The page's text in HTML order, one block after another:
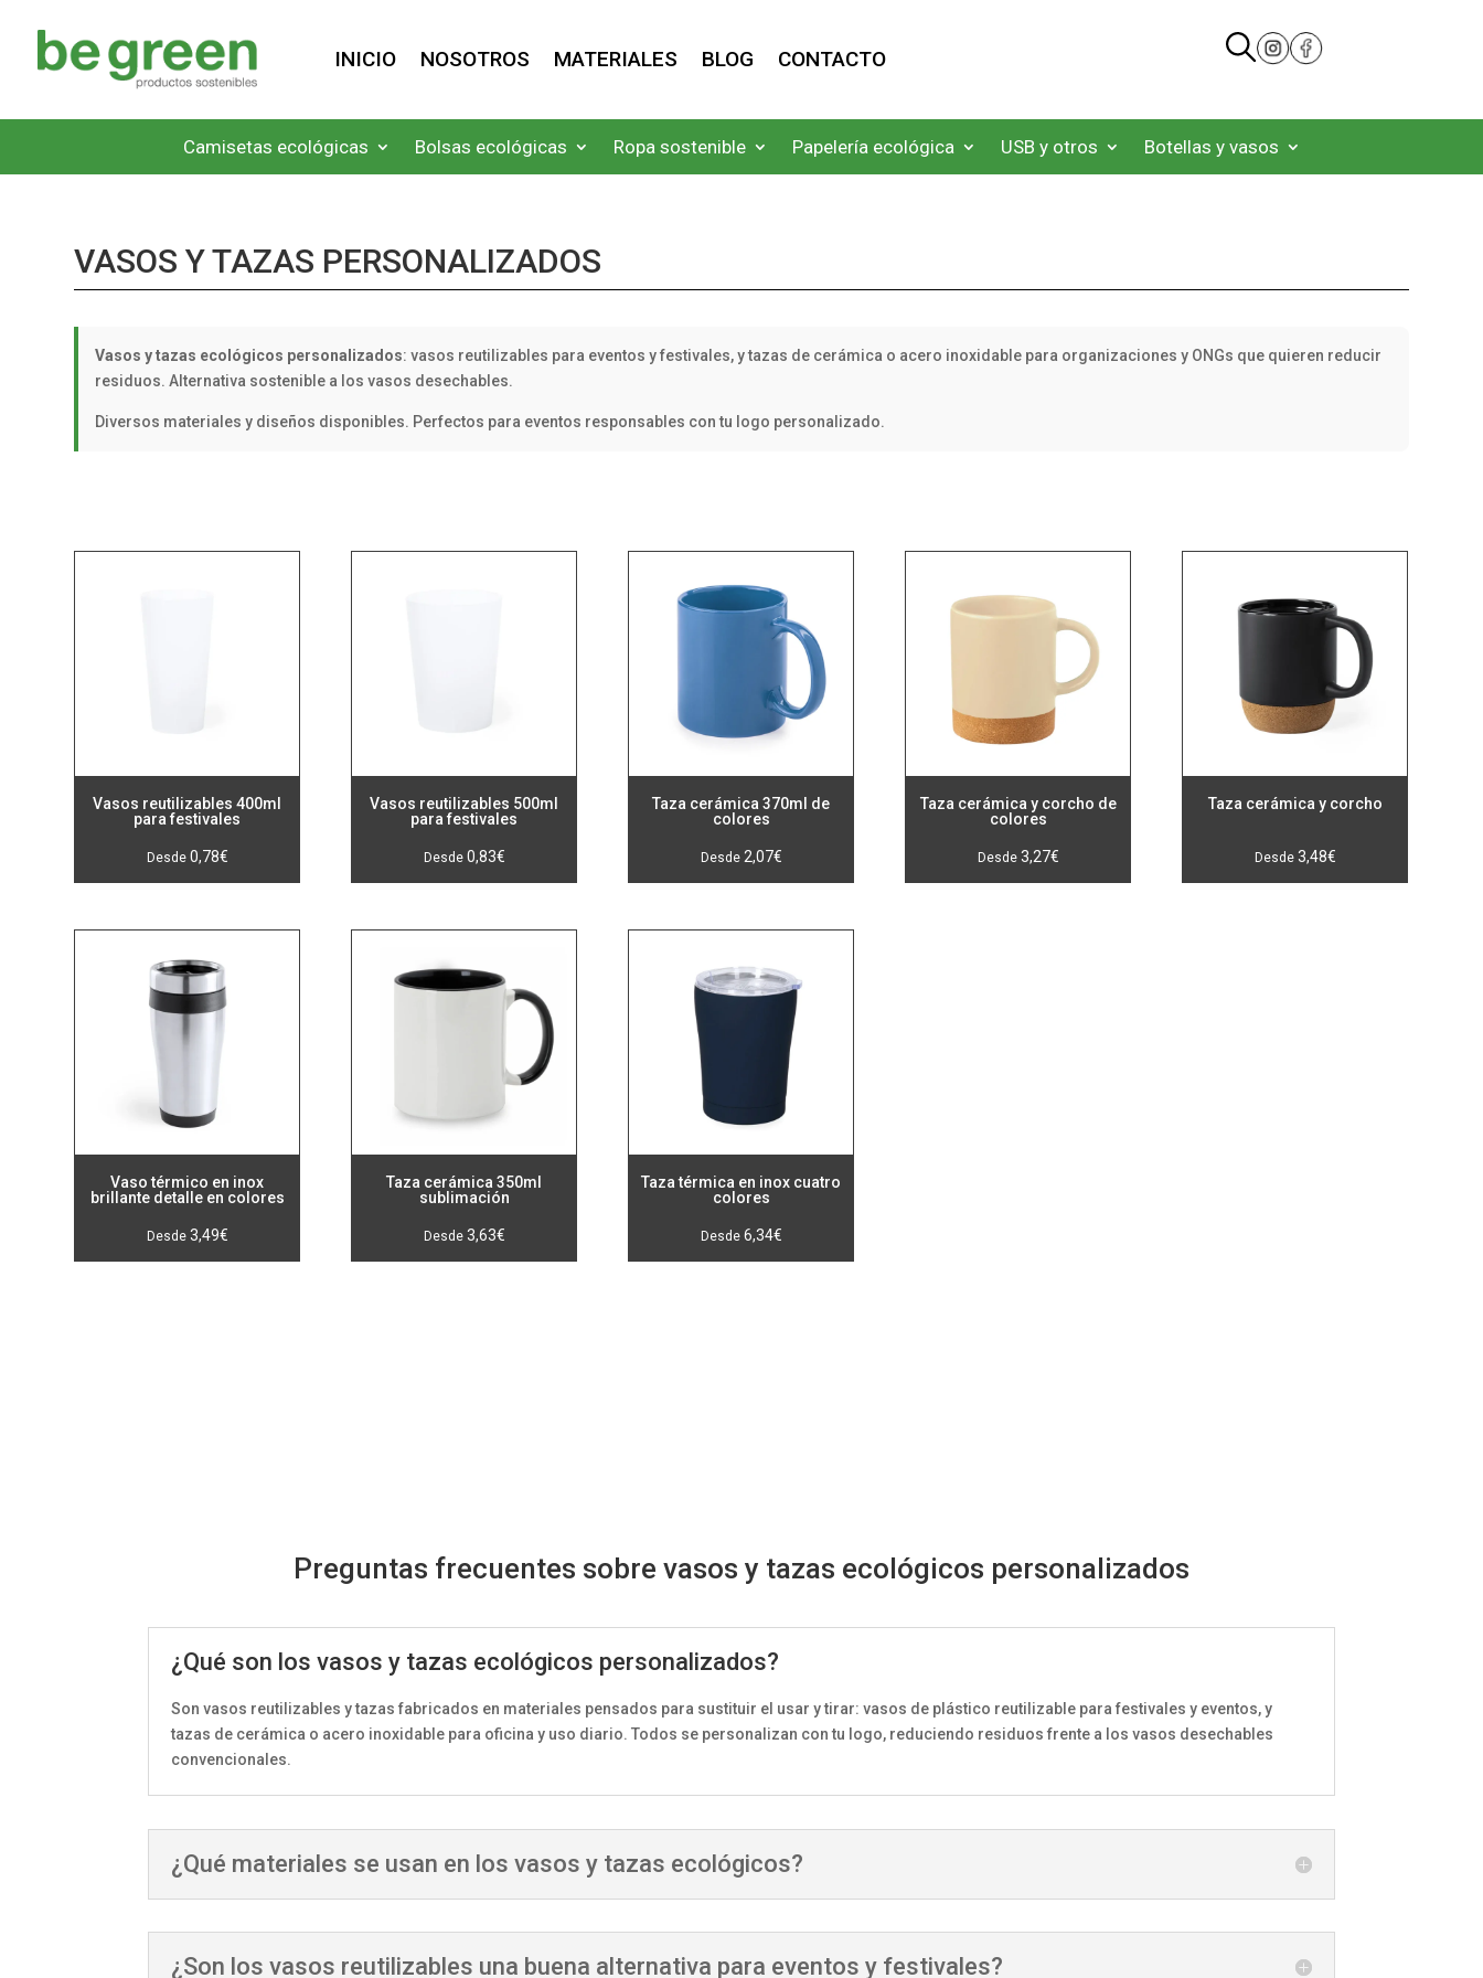
INICIO NOSOTROS MATERIALES BLOG CONTACTO
Camisetas ecológicas Bolsas ecológicas Ropa sostenible Papelería ecológica USB y otros Botellas y vasos
VASOS Y TAZAS PERSONALIZADOS
Vasos y tazas ecológicos personalizados: vasos reutilizables para eventos y festivales, y tazas de cerámica o acero inoxidable para organizaciones y ONGs que quieren reducir
residuos. Alternativa sostenible a los vasos desechables.
Diversos materiales y diseños disponibles. Perfectos para eventos responsables con tu logo personalizado.
Vasos reutilizables 400ml
para festivales
0,78€
Vasos reutilizables 500ml
para festivales
0,83€
Taza cerámica 370ml de
colores
2,07€
Taza cerámica y corcho de
colores
3,27€
Taza cerámica y corcho
3,48€
Vaso térmico en inox
brillante detalle en colores
3,49€
Taza cerámica 350ml
sublimación
3,63€
Taza térmica en inox cuatro
colores
6,34€
Preguntas frecuentes sobre vasos y tazas ecológicos personalizados
¿Qué son los vasos y tazas ecológicos personalizados?
Son vasos reutilizables y tazas fabricados en materiales pensados para sustituir el usar y tirar: vasos de plástico reutilizable para festivales y eventos, y
tazas de cerámica o acero inoxidable para oficina y uso diario. Todos se personalizan con tu logo, reduciendo residuos frente a los vasos desechables
convencionales.
¿Qué materiales se usan en los vasos y tazas ecológicos?
¿Son los vasos reutilizables una buena alternativa para eventos y festivales?